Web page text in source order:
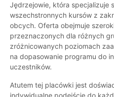
Jędrzejowie, która specjalizuje
wszechstronnych kursów z
obcych. Oferta obejmuje
przeznaczonych dla różnych
zróżnicowanych poziomach
na dopasowanie programu do
uczestników.
Atutem tej placówki jest
indywidualne podejście do